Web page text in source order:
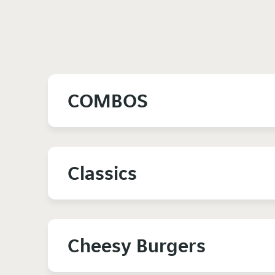
COMBOS
Classics
Cheesy Burgers